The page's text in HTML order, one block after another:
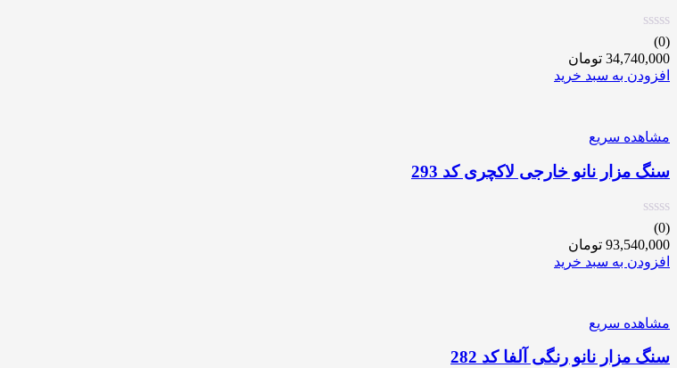
(0)
34,740,000 تومان
افزودن به سبد خرید
مشاهده سریع
سنگ مزار نانو خارجی لاکچری کد 293
(0)
93,540,000 تومان
افزودن به سبد خرید
مشاهده سریع
سنگ مزار نانو رنگی آلفا کد 282